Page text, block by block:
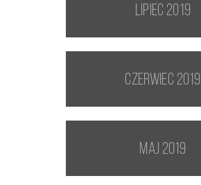
lipiec 2019
czerwiec 2019
maj 2019